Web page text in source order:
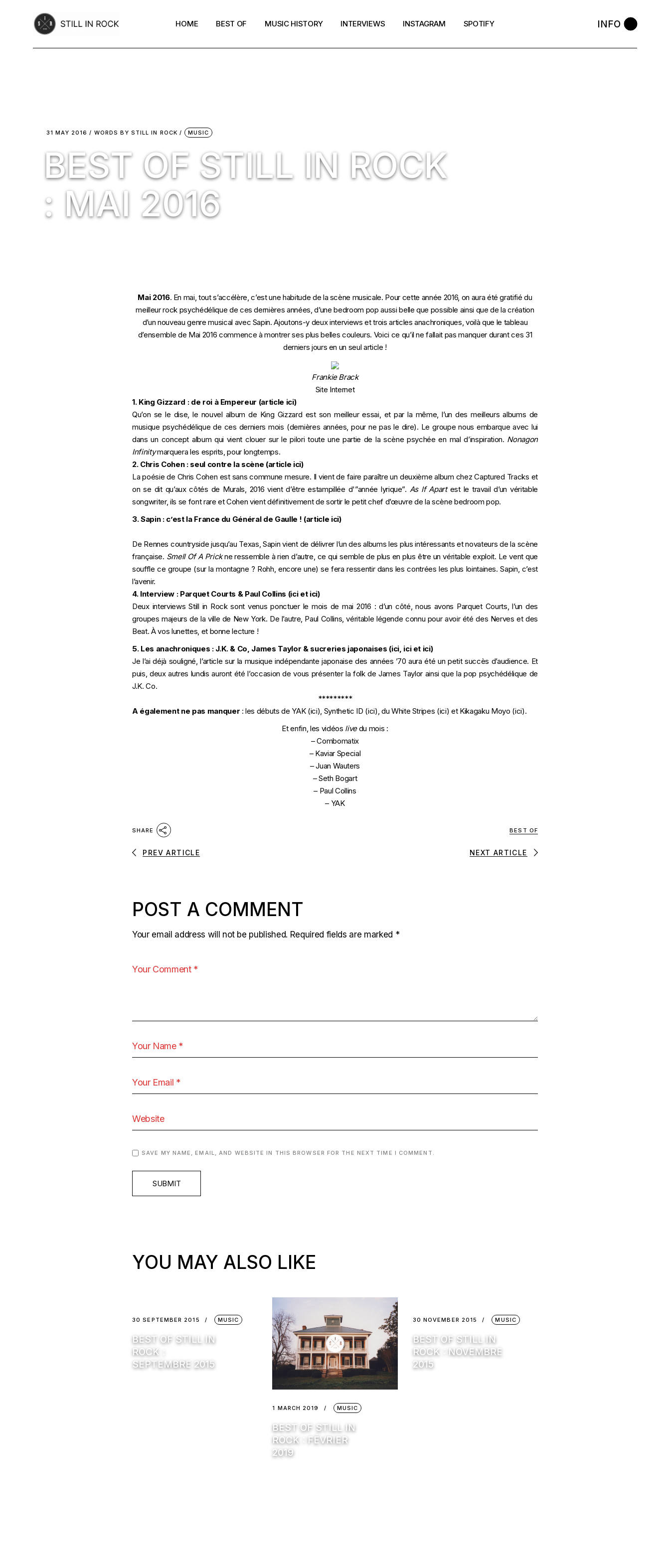
HOME BEST OF MUSIC HISTORY INTERVIEWS INSTAGRAM SPOTIFY INFO
31 MAY 2016 WORDS BY STILL IN ROCK MUSIC
BEST OF STILL IN ROCK
: MAI 2016
Mai 2016. En mai, tout s’accélère, c’est une habitude de la scène musicale. Pour cette année 2016, on aura été gratifié du
meilleur rock psychédélique de ces dernières années, d’une bedroom pop aussi belle que possible ainsi que de la création
d’un nouveau genre musical avec Sapin. Ajoutons-y deux interviews et trois articles anachroniques, voilà que le tableau
d’ensemble de Mai 2016 commence à montrer ses plus belles couleurs. Voici ce qu’il ne fallait pas manquer durant ces 31
derniers jours en un seul article !
Frankie Brack
Site Internet
1. King Gizzard : de roi à Empereur (article ici)
Qu’on se le dise, le nouvel album de King Gizzard est son meilleur essai, et par la même, l’un des meilleurs albums de
musique psychédélique de ces derniers mois (dernières années, pour ne pas le dire). Le groupe nous embarque avec lui
dans un concept album qui vient clouer sur le pilori toute une partie de la scène psychée en mal d’inspiration. Nonagon
Infinitymarquera les esprits, pour longtemps.
2. Chris Cohen : seul contre la scène (article ici)
La poésie de Chris Cohen est sans commune mesure. Il vient de faire paraître un deuxième album chez Captured Tracks et
on se dit qu’aux côtés de Murals, 2016 vient d’être estampillée d'”année lyrique”. As If Apartest le travail d’un véritable
songwriter, ils se font rare et Cohen vient définitivement de sortir le petit chef d’œuvre de la scène bedroom pop.
3. Sapin : c’est la France du Général de Gaulle ! (article ici)
De Rennes countryside jusqu’au Texas, Sapin vient de délivrer l’un des albums les plus intéressants et novateurs de la scène
française. Smell Of A Prickne ressemble à rien d’autre, ce qui semble de plus en plus être un véritable exploit. Le vent que
souffle ce groupe (sur la montagne ? Rohh, encore une) se fera ressentir dans les contrées les plus lointaines. Sapin, c’est
l’avenir.
4. Interview : Parquet Courts & Paul Collins (iciet ici)
Deux interviews Still in Rock sont venus ponctuer le mois de mai 2016 : d’un côté, nous avons Parquet Courts, l’un des
groupes majeurs de la ville de New York. De l’autre, Paul Collins, véritable légende connu pour avoir été des Nerves et des
Beat. À vos lunettes, et bonne lecture !
5. Les anachroniques : J.K. & Co, James Taylor & sucreries japonaises (ici, iciet ici)
Je l’ai déjà souligné, l’article sur la musique indépendante japonaise des années ’70 aura été un petit succès d’audience. Et
puis, deux autres lundis auront été l’occasion de vous présenter la folk de James Taylor ainsi que la pop psychédélique de
J.K. Co.
*********
A également ne pas manquer : les débuts de YAK (ici), Synthetic ID (ici), du White Stripes (ici) et Kikagaku Moyo (ici).
Et enfin, les vidéos livedu mois :
–Combomatix
– Kaviar Special
–Juan Wauters
–Seth Bogart
– Paul Collins
– YAK
SHARE BEST OF
PREV ARTICLE NEXT ARTICLE
POST A COMMENT
Your email address will not be published. Required fields are marked *
SAVE MY NAME, EMAIL, AND WEBSITE IN THIS BROWSER FOR THE NEXT TIME I COMMENT.
SUBMIT
YOU MAY ALSO LIKE
30 SEPTEMBER 2015 MUSIC
BEST OF STILL IN
ROCK :
SEPTEMBRE 2015
1 MARCH 2019 MUSIC
BEST OF STILL IN
ROCK : FÉVRIER
2019
30 NOVEMBER 2015 MUSIC
BEST OF STILL IN
ROCK : NOVEMBRE
2015